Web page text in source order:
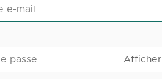
Afficher